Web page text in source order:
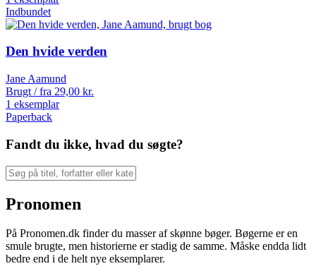
Indbundet
Den hvide verden
Jane Aamund
Brugt / fra 29,00 kr.
1 eksemplar
Paperback
Fandt du ikke, hvad du søgte?
Pronomen
På Pronomen.dk finder du masser af skønne bøger. Bøgerne er en
smule brugte, men historierne er stadig de samme. Måske endda lidt
bedre end i de helt nye eksemplarer.